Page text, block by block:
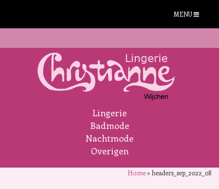
MENU
Lingerie
Badmode
Nachtmode
Overigen
Home» headers_sep_2022_08